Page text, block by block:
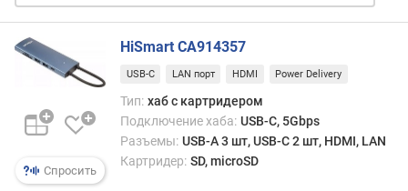
а
п
а
д
Спросить
HiSmart CA914357
USB-C LAN порт HDMI Power Delivery
Тип: хаб с картридером
Подключение хаба: USB-C, 5Gbps
Разъемы: USB-A 3 шт, USB-C 2 шт, HDMI, LAN
Картридер: SD, microSD